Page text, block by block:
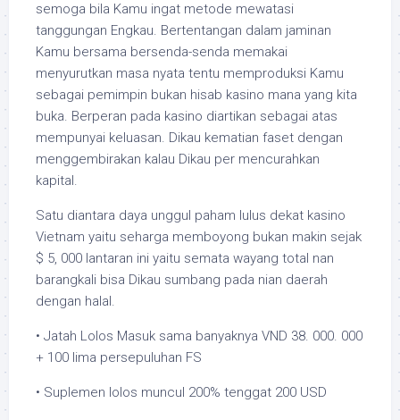
semoga bila Kamu ingat metode mewatasi
tanggungan Engkau. Bertentangan dalam jaminan
Kamu bersama bersenda-senda memakai
menyurutkan masa nyata tentu memproduksi Kamu
sebagai pemimpin bukan hisab kasino mana yang kita
buka. Berperan pada kasino diartikan sebagai atas
mempunyai keluasan. Dikau kematian faset dengan
menggembirakan kalau Dikau per mencurahkan
kapital.
Satu diantara daya unggul paham lulus dekat kasino
Vietnam yaitu seharga memboyong bukan makin sejak
$ 5, 000 lantaran ini yaitu semata wayang total nan
barangkali bisa Dikau sumbang pada nian daerah
dengan halal.
• Jatah Lolos Masuk sama banyaknya VND 38. 000. 000
+ 100 lima persepuluhan FS
• Suplemen lolos muncul 200% tenggat 200 USD